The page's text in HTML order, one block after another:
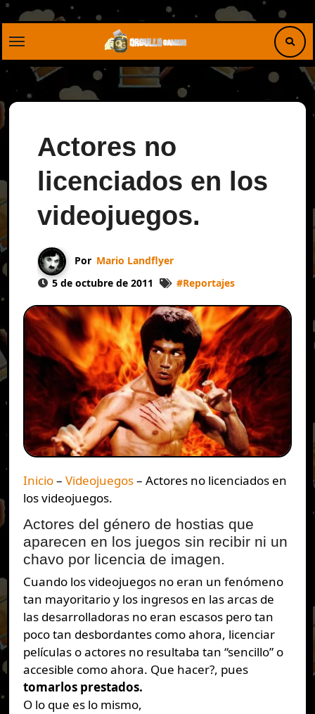
Saltar
Actores no
licenciados en los
videojuegos.
Por Mario Landflyer
5 de octubre de 2011
#Reportajes
Inicio– Videojuegos– Actores no licenciados en
los videojuegos.
Actores del género de hostias que
aparecen en los juegos sin recibir ni un
chavo por licencia de imagen.
Cuando los videojuegos no eran un fenómeno
tan mayoritario y los ingresos en las arcas de
las desarrolladoras no eran escasos pero tan
poco tan desbordantes como ahora, licenciar
películas o actores no resultaba tan “sencillo” o
accesible como ahora. Que hacer?, pues
tomarlos prestados.
O lo que es lo mismo,